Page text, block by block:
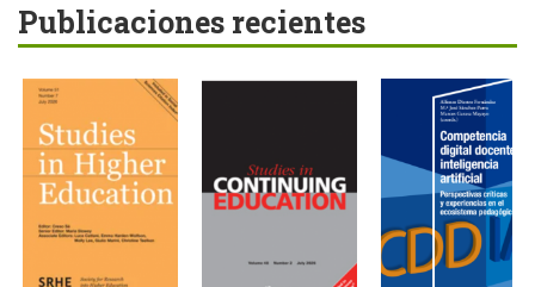
Publicaciones recientes